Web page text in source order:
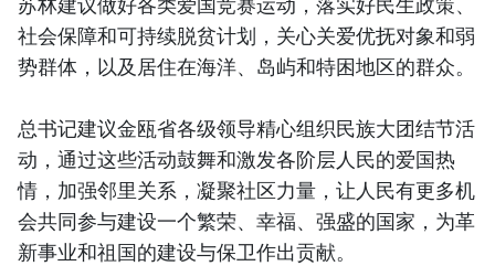
社会保障和可持续脱贫计划，关心关爱优抚对象和弱
势群体，以及居住在海洋、岛屿和特困地区的群众。
总书记建议金瓯省各级领导精心组织民族大团结节活
动，通过这些活动鼓舞和激发各阶层人民的爱国热
情，加强邻里关系，凝聚社区力量，让人民有更多机
会共同参与建设一个繁荣、幸福、强盛的国家，为革
新事业和祖国的建设与保卫作出贡献。